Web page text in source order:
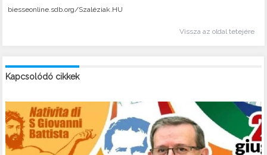
biesseonline.sdb.org/Szaléziak.HU
Vissza az oldal tetejére
Kapcsolódó cikkek